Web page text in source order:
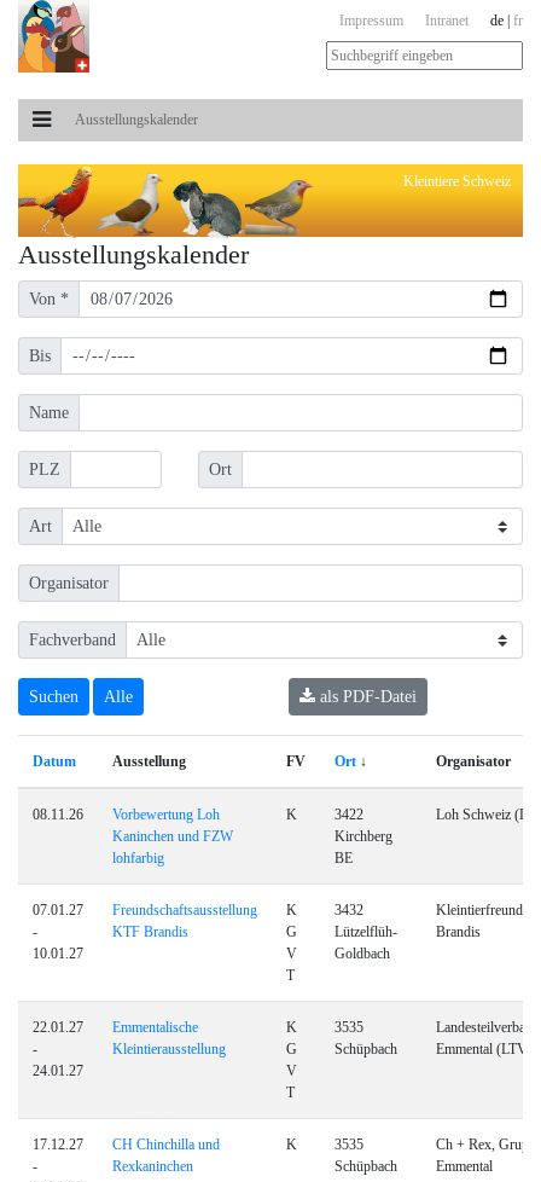
Impressum Intranet de| fr
Ausstellungs­kalender
Kleintiere Schweiz
Ausstellungs­kalender
Von *
Bis
Name
PLZ Ort
Art
Organisator
Fachverband
als PDF-Datei
Datum Ausstellung FV Ort ↓ Organisator
08.11.26
Vorbewertung Loh
Kaninchen und FZW
lohfarbig
K
3422
Kirchberg
BE
Loh Schweiz (L)
07.01.27
-
10.01.27
Freundschaftsausstellung
KTF Brandis
K
G
V
T
3432
Lützelflüh-
Goldbach
Kleintierfreunde
Brandis
22.01.27
-
24.01.27
Emmentalische
Kleintierausstellung
K
G
V
T
3535
Schüpbach
Landesteilverband
Emmental (LTV-
17.12.27
-
CH Chinchilla und
Rexkaninchen
K
3535
Schüpbach
Ch + Rex, Gruppe
Emmental